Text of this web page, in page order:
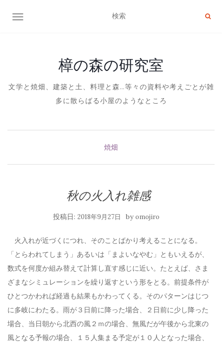
ナビゲーション切り替え
樟の森の研究室
文学と焼畑、建築と土、料理と森…等々の資料や考えごとが雑
多に散らばる小屋のようなところ
焼畑
秋の火入れ雑感
投稿日: 2018年9月27日 byomojiro
火入れが近づくにつれ、そのことばかり考えることになる。
「とらわれてしまう」あるいは「まよいなやむ」ともいえるが、
数式を何度か組み替えて計算し直す感じに近い。たとえば、さま
ざまなシミュレーションを繰り返すという形をとる。前提条件が
ひとつかわれば経過も結果もかわってくる。そのパターンはじつ
に多岐にわたる。雨が３日前に降った場合、２日前に少し降った
場合、当日朝から北西の風２ｍの場合、無風だが午後から北東の
風となる予報の場合、１５人集まる予定が１０人となった場合、